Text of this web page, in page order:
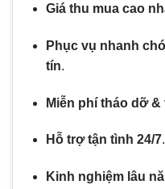
Giá thu mua cao
Phục vụ nhanh
tín.
Miễn phí tháo dỡ
Hỗ trợ tận tình 24/7.
Kinh nghiệm lâu